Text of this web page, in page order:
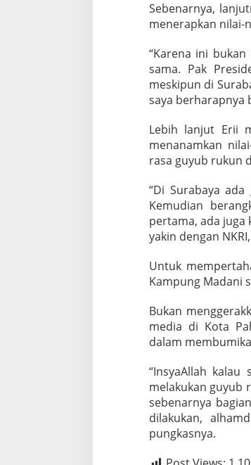
Sebenarnya,
menerapkan nilai-
“Karena ini
sama. Pak
meskipun di
saya berharapnya
Lebih lanjut Erii
menanamkan
rasa guyub rukun
“Di Surabaya
Kemudian
pertama, ada juga
yakin dengan
Untuk
Kampung Madani
Bukan
media di Kota
dalam
“InsyaAllah
melakukan guyub
sebenarnya
dilakukan,
pungkasnya.